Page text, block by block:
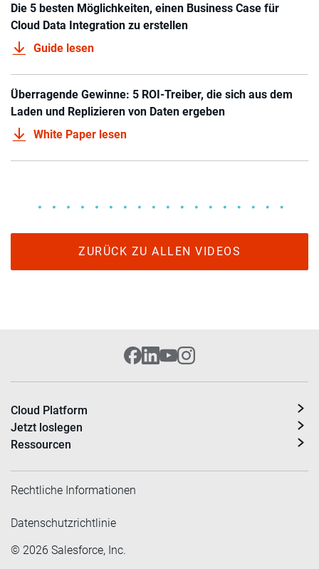
Die 5 besten Möglichkeiten, einen Business Case für
Cloud Data Integration zu erstellen
Guide lesen
Überragende Gewinne: 5 ROI-Treiber, die sich aus dem
Laden und Replizieren von Daten ergeben
White Paper lesen
ZURÜCK ZU ALLEN VIDEOS
Cloud Platform
Jetzt loslegen
Ressourcen
Rechtliche Informationen
Datenschutzrichtlinie
© 2026 Salesforce, Inc.